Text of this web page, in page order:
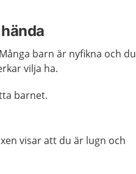
barn är nyfikna och du
vilja ha.
barnet.
visar att du är lugn och